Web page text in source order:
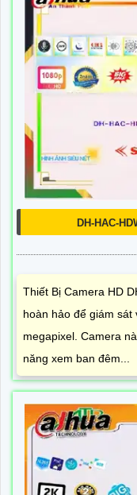
DH-HAC-
Thiết Bị Camera HD
hoàn hảo để giám
megapixel. Camera
năng xem ban đêm...